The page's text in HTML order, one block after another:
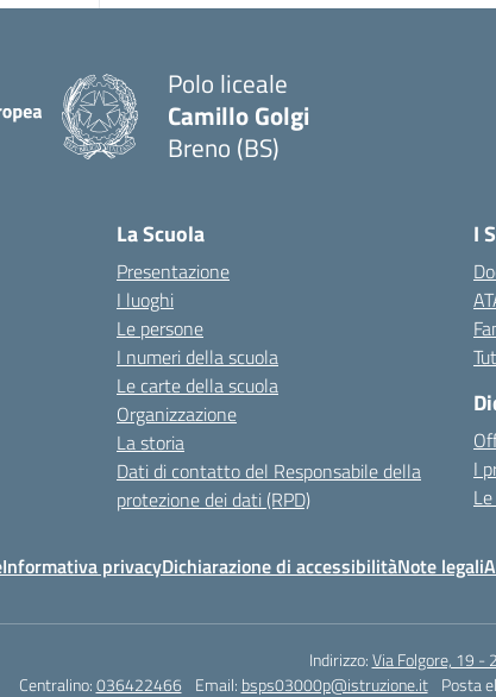
Polo liceale
Camillo Golgi
Breno (BS)
La Scuola
Presentazione
I luoghi
Le persone
I numeri della scuola
Le carte della scuola
Organizzazione
La storia
Dati di contatto del Responsabile della
protezione dei dati (RPD)
I
I
Informativa privacyDichiarazione di accessibilitàNote legali
Indirizzo:Via Folgore, 19 -
Centralino:036422466 Email: bsps03000p@istruzione.it Posta